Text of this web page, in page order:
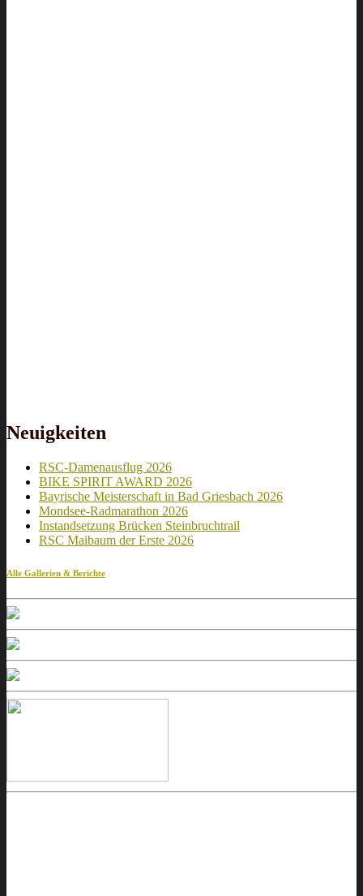
Neuigkeiten
RSC-Damenausflug 2026
BIKE SPIRIT AWARD 2026
Bayrische Meisterschaft in Bad Griesbach 2026
Mondsee-Radmarathon 2026
Instandsetzung Brücken Steinbruchtrail
RSC Maibaum der Erste 2026
Alle Gallerien & Berichte